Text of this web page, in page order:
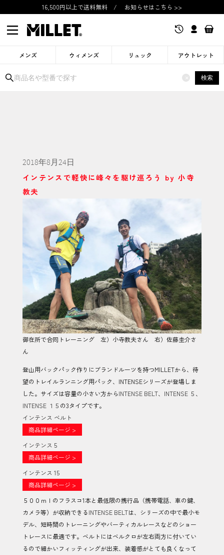
16,500円以上で送料無料 / お知らせはこちら >>
メンズ ウィメンズ リュック アウトレット
× 検索
2018年8月24日
インテンスで軽快に峰々を駆け巡ろう by 小寺
教夫
御在所で合同トレーニング 左）小寺教夫さん 右）佐藤圭介さ
ん
登山用バックパック作りにブランドルーツを持つMILLETから、待
望のトレイルランニング用パック、INTENSEシリーズが登場しま
した。サイズは容量の小さい方からINTENSE BELT、 INTENSE ５ 、
INTENSE １５ の3タイプです。
インテンス ベルト
商品詳細ページ >
インテンス 5
商品詳細ページ >
インテンス 15
商品詳細ページ >
５００ｍｌのフラスコ1本と最低限の携行品（携帯電話、車の鍵、
カメラ等）が収納できるINTENSE BELTは、シリーズの中で最小モ
デル、短時間のトレーニングやバーティカルレースなどのショー
トレースに最適です。ベルトにはベルクロが左右両方に付いてい
るので細かいフィッティングが出来、装着感がとても良くなって